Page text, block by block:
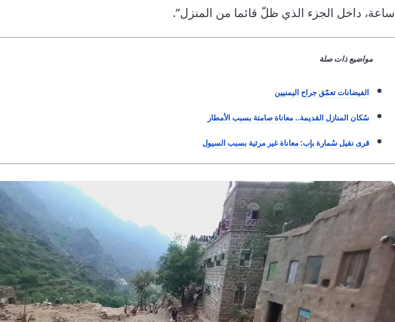
ساعة، داخل الجزء الذي ظلّ قائما من المنزل”.
مواضيع ذات صلة
الفيضانات تعمّق جراح اليمنيين
سُكان المنازل القديمة.. معاناة صامتة بسبب الأمطار
قرى نقيل سُمارة بإب: معاناة غير مرئية بسبب السيول